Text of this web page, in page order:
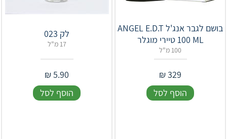
בושם לגבר אנג'ל ANGEL E.D.T
100 ML טיירי מוגלר
100 מ"ל
329
₪
הוסף לסל
לק 023
17 מ"ל
5.90
₪
הוסף לסל